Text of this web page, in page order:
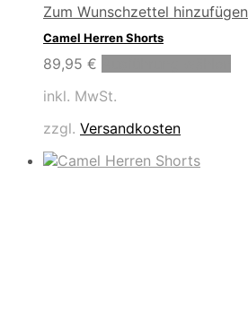
Zum Wunschzettel hinzufügen
Camel Herren Shorts
89,95 €
inkl. MwSt.
zzgl. Versandkosten